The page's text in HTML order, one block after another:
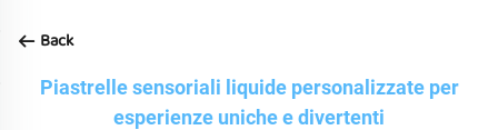
Back
Piastrelle sensoriali liquide personalizzate per
esperienze uniche e divertenti